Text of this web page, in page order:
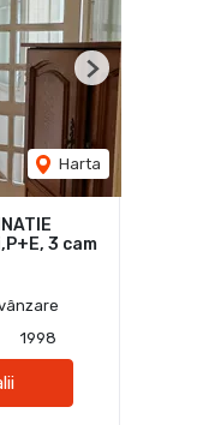
Harta
Next
3 cam
1998